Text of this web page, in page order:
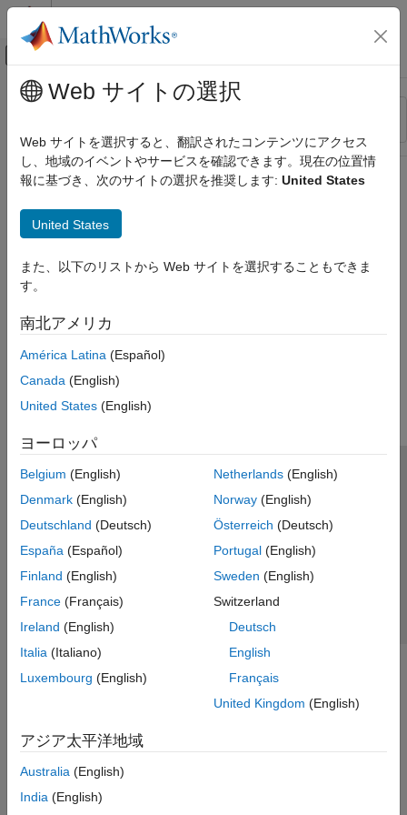
コンテンツへスキップ
オフキャンバス ナビゲーション メ
リソース
ステータス
メインコンテンツ
Web サイトの選択
Web サイトを選択すると、翻訳されたコンテンツにアクセス
し、地域のイベントやサービスを確認できます。現在の位置情
報に基づき、次のサイトの選択を推奨します: United States
United States
また、以下のリストから Web サイトを選択することもできま
す。
南北アメリカ
América Latina (Español)
Canada (English)
United States (English)
ヨーロッパ
Belgium (English)
Denmark (English)
Deutschland (Deutsch)
España (Español)
Finland (English)
France (Français)
Ireland (English)
Italia (Italiano)
Luxembourg (English)
Netherlands(English)
Norway(English)
Österreich (Deutsch)
Portugal(English)
Sweden (English)
Switzerland
Deutsch
English
Français
United Kingdom (English)
アジア太平洋地域
Australia (English)
India (English)
トラストセンター
プライバシー ポリシー
違法コピー防止
アプリケーション ステータス
© 1994-2026 The MathWorks, Inc.